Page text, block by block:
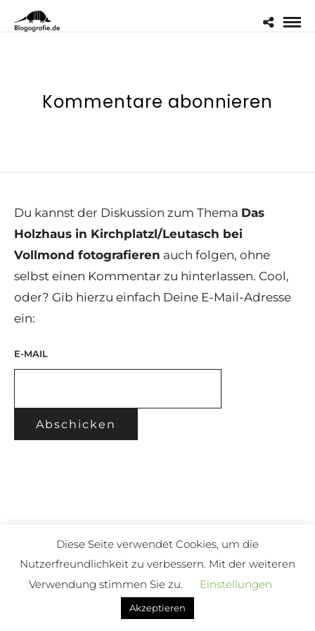
Kommentare abonnieren
Du kannst der Diskussion zum Thema Das
Holzhaus in Kirchplatzl/Leutasch bei
Vollmond fotografieren auch folgen, ohne
selbst einen Kommentar zu hinterlassen. Cool,
oder? Gib hierzu einfach Deine E-Mail-Adresse
ein:
E-MAIL
Diese Seite verwendet Cookies, um die
Nutzerfreundlichkeit zu verbessern. Mit der weiteren
Verwendung stimmen Sie zu.
Einstellungen
Akzeptieren